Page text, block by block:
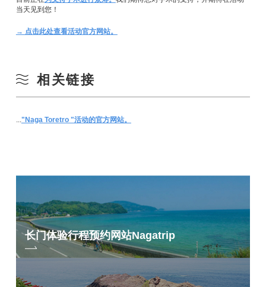
当天见到您！
→ 点击此处查看活动官方网站。
相关链接
..."Naga Toretro "活动的官方网站。
长门体验行程预约网站Nagatrip